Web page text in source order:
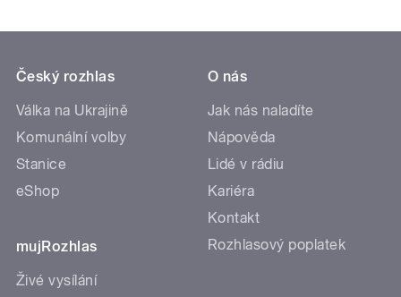
Český rozhlas
Válka na Ukrajině
Komunální volby
Stanice
eShop
mujRozhlas
Živé vysílání
O nás
Jak nás naladíte
Nápověda
Lidé v rádiu
Kariéra
Kontakt
Rozhlasový poplatek